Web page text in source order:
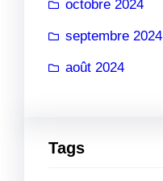
octobre 2024
septembre 2024
août 2024
Tags